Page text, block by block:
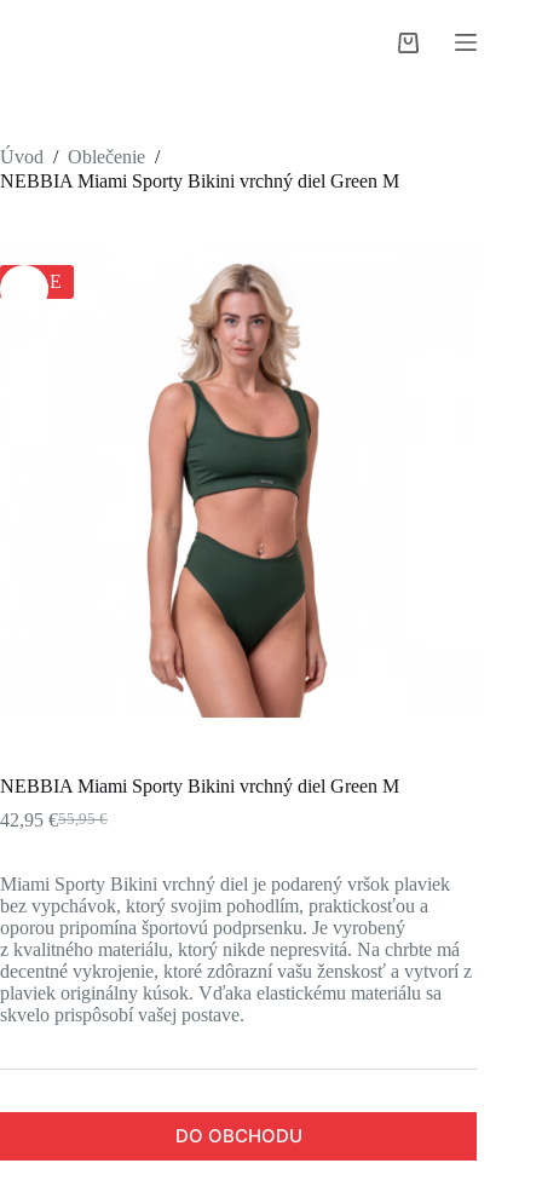
Shopping
Úvod / Oblečenie /
NEBBIA Miami Sporty Bikini vrchný diel Green M
SALE
NEBBIA Miami Sporty Bikini vrchný diel Green M
55,95€
Pôvodná
55,95 €.
42,95 €Aktuálna
42,95 €.
Miami Sporty Bikini vrchný diel je podarený vršok plaviek
bez vypchávok, ktorý svojim pohodlím, praktickosťou a
oporou pripomína športovú podprsenku. Je vyrobený
z kvalitného materiálu, ktorý nikde nepresvitá. Na chrbte má
decentné vykrojenie, ktoré zdôrazní vašu ženskosť a vytvorí z
plaviek originálny kúsok. Vďaka elastickému materiálu sa
skvelo prispôsobí vašej postave.
DO OBCHODU